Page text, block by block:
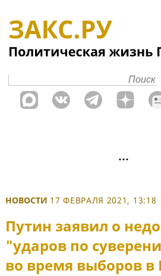
НОВОСТИ 17 ФЕВРАЛЯ 2021, 13:18
Путин заявил о
"ударов по
во время выборов в